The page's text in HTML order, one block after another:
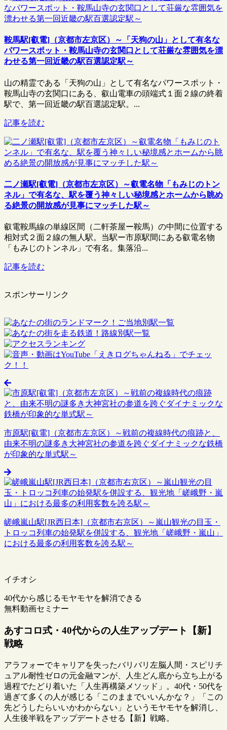
鞍馬駅[叡電]（京都市左京区）～「天狗の山」として有名な
パワースポット・鞍馬山寺の玄関口として荘厳な雰囲気を漂
わせる第一回近畿の駅百選認定駅～
山の精霊である「天狗の山」として有名なパワースポット・
鞍馬山寺の玄関口にある、叡山電車の頭端式１面２線の終着
駅で、第一回近畿の駅百選認定駅。...
記事を読む
二ノ瀬駅[叡電]（京都市左京区）～叡電名物「もみじのトン
ネル」で有名な、駅を覆う神々しい秘境感とホームから眺め
る絶景の開放感が見事にマッチした駅～
叡電鞍馬線の単線区間（二軒茶屋ー鞍馬）の中間に位置する
相対式２面２線の無人駅。当駅ー市原駅間にある叡電名物
「もみじのトンネル」で有名。集落沿...
記事を読む
スポンサーリンク
市原駅[叡電]（京都市左京区）～戦前の複線時代の痕跡と、
由来不明の謎多き大神宮社の参道を跨ぐダイナミックな鉄橋
が印象的な単式駅～
嵯峨嵐山駅[JR西日本]（京都市右京区）～嵐山観光の目玉・
トロッコ列車の始発駅を併設する、観光地「嵯峨野・嵐山」
における最多の利用客数を誇る駅～
イチオシ
40代から感じるモヤモヤを解消できる
無料動画セミナー
あすコロ式・40代からの人生アップデート【新】
戦略
アラフォーでキャリアを失ったバリバリ左脳人間・スピリチ
ュアル耐性ゼロの元金融マンが、人生どん底から立ち上がる
過程でたどり着いた「人生再構築メソッド」。40代・50代を
過ぎて多くの人が感じる「このままでいいんかな？」「この
先どうしたらいいかわからない」というモヤモヤを解消し、
人生後半戦をアップデートさせる【新】戦略。